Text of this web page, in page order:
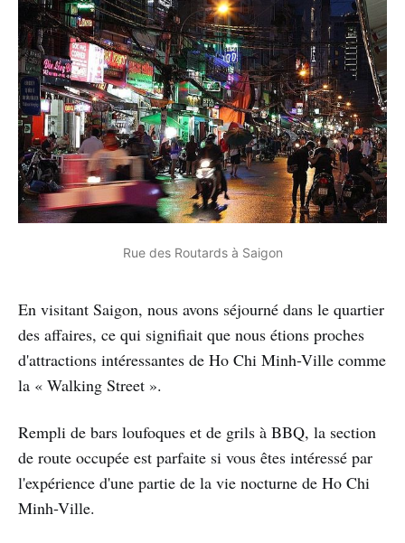
Rue des Routards à Saigon
En visitant Saigon, nous avons séjourné dans le quartier
des affaires, ce qui signifiait que nous étions proches
d'attractions intéressantes de Ho Chi Minh-Ville comme
la « Walking Street ».
Rempli de bars loufoques et de grils à BBQ, la section
de route occupée est parfaite si vous êtes intéressé par
l'expérience d'une partie de la vie nocturne de Ho Chi
Minh-Ville.